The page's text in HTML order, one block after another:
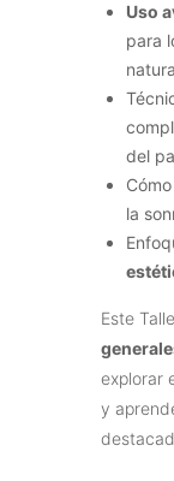
Uso
para
del
la
Este
explorar
y